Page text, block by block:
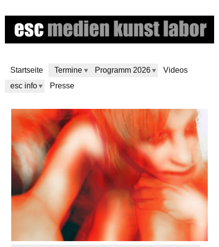
to
main
Startseite
Termine Programm 2026
Videos
esc info
Presse
e
s
c
m
e